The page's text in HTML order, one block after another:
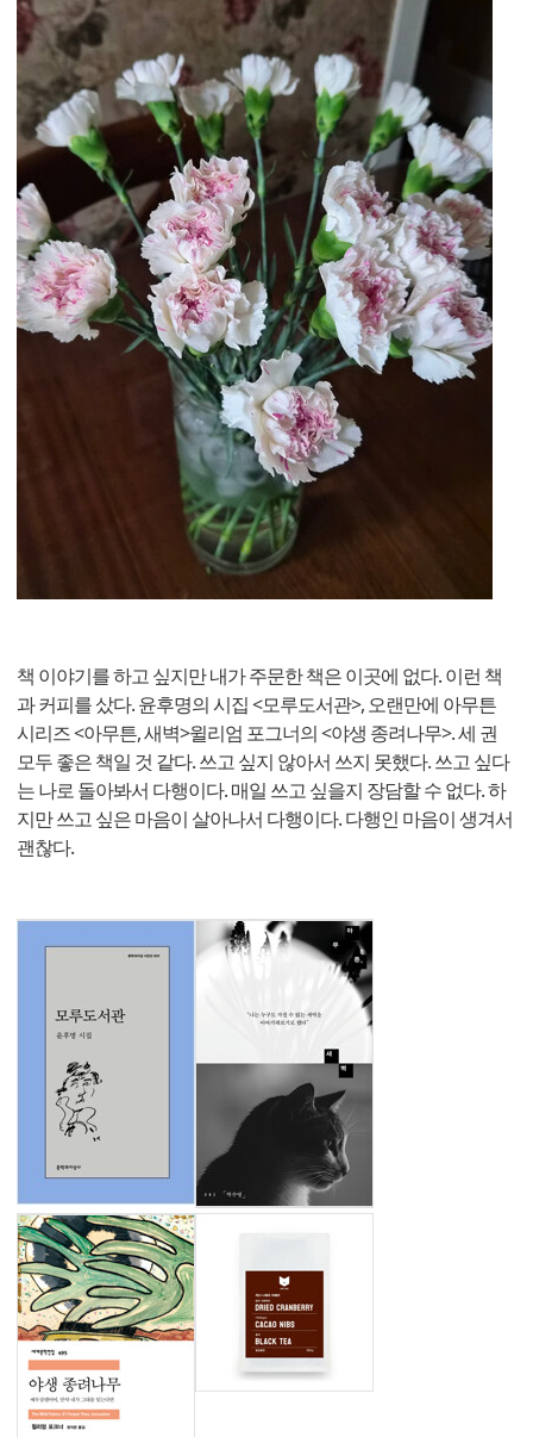
책 이야기를 하고 싶지만 내가 주문한 책은 이곳에 없다. 이런 책
과 커피를 샀다. 윤후명의 시집 <모루도서관>, 오랜만에 아무튼
시리즈 <아무튼, 새벽>윌리엄 포그너의 <야생 종려나무>. 세 권
모두 좋은 책일 것 같다. 쓰고 싶지 않아서 쓰지 못했다. 쓰고 싶다
는 나로 돌아봐서 다행이다. 매일 쓰고 싶을지 장담할 수 없다. 하
지만 쓰고 싶은 마음이 살아나서 다행이다. 다행인 마음이 생겨서
괜찮다.